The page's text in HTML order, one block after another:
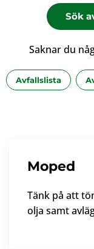
Sök
Saknar du
Avfallslista
Moped
Tänk på att
olja samt